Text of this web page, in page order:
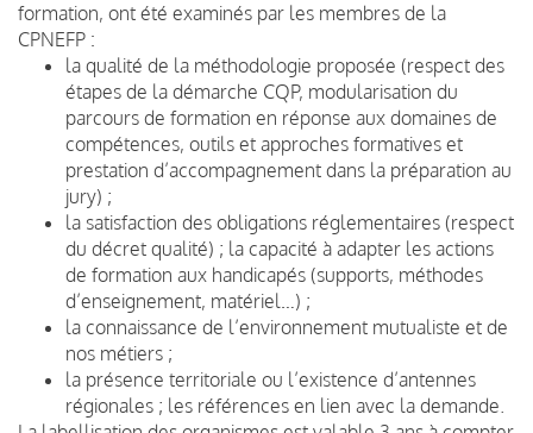
formation, ont été examinés par les membres de la
CPNEFP :
la qualité de la méthodologie proposée (respect des
étapes de la démarche CQP, modularisation du
parcours de formation en réponse aux domaines de
compétences, outils et approches formatives et
prestation d’accompagnement dans la préparation au
jury) ;
la satisfaction des obligations réglementaires (respect
du décret qualité) ; la capacité à adapter les actions
de formation aux handicapés (supports, méthodes
d’enseignement, matériel…) ;
la connaissance de l’environnement mutualiste et de
nos métiers ;
la présence territoriale ou l’existence d’antennes
régionales ; les références en lien avec la demande.